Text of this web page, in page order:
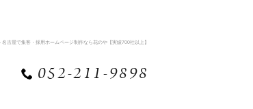
名古屋で集客・採用ホームページ制作なら花のや【実績700社以上】
052-211-9898